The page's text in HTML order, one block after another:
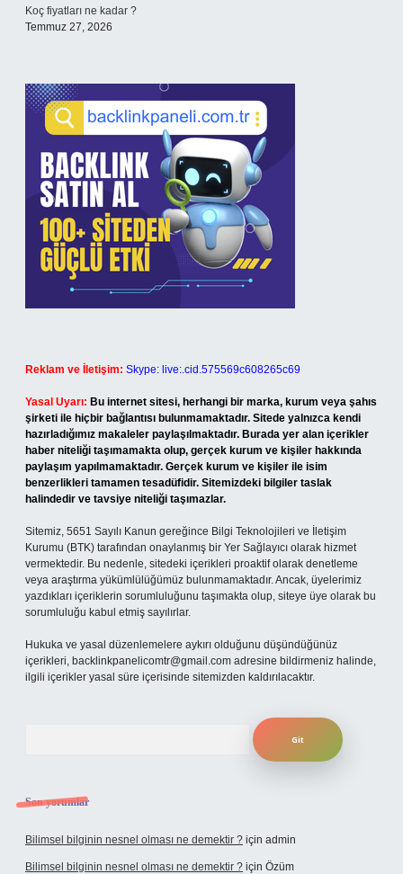
Koç fiyatları ne kadar ?
Temmuz 27, 2026
Reklam ve İletişim: Skype: live:.cid.575569c608265c69
Yasal Uyarı: Bu internet sitesi, herhangi bir marka, kurum veya şahıs
şirketi ile hiçbir bağlantısı bulunmamaktadır. Sitede yalnızca kendi
hazırladığımız makaleler paylaşılmaktadır. Burada yer alan içerikler
haber niteliği taşımamakta olup, gerçek kurum ve kişiler hakkında
paylaşım yapılmamaktadır. Gerçek kurum ve kişiler ile isim
benzerlikleri tamamen tesadüfidir. Sitemizdeki bilgiler taslak
halindedir ve tavsiye niteliği taşımazlar.
Sitemiz, 5651 Sayılı Kanun gereğince Bilgi Teknolojileri ve İletişim
Kurumu (BTK) tarafından onaylanmış bir Yer Sağlayıcı olarak hizmet
vermektedir. Bu nedenle, sitedeki içerikleri proaktif olarak denetleme
veya araştırma yükümlülüğümüz bulunmamaktadır. Ancak, üyelerimiz
yazdıkları içeriklerin sorumluluğunu taşımakta olup, siteye üye olarak bu
sorumluluğu kabul etmiş sayılırlar.
Hukuka ve yasal düzenlemelere aykırı olduğunu düşündüğünüz
içerikleri, backlinkpanelicomtr@gmail.com adresine bildirmeniz halinde,
ilgili içerikler yasal süre içerisinde sitemizden kaldırılacaktır.
Son yorumlar
Bilimsel bilginin nesnel olması ne demektir ? için admin
Bilimsel bilginin nesnel olması ne demektir ? için Özüm